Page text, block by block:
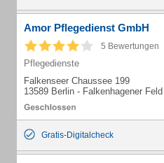
Amor Pflegedienst GmbH
5 Bewertungen
Pflegedienste
Falkenseer Chaussee 199
13589 Berlin - Falkenhagener Feld
Gratis-Digitalcheck